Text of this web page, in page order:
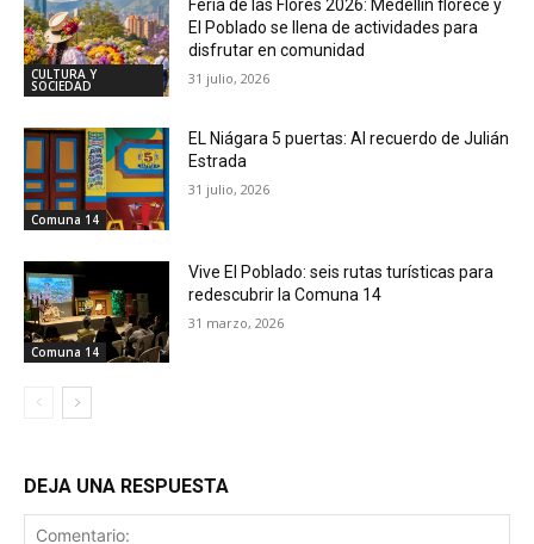
CULTURA Y
SOCIEDAD
Feria de las Flores 2026: Medellín florece y
El Poblado se llena de actividades para
disfrutar en comunidad
31 julio, 2026
Comuna 14
EL Niágara 5 puertas: Al recuerdo de Julián
Estrada
31 julio, 2026
Comuna 14
Vive El Poblado: seis rutas turísticas para
redescubrir la Comuna 14
31 marzo, 2026
DEJA UNA RESPUESTA